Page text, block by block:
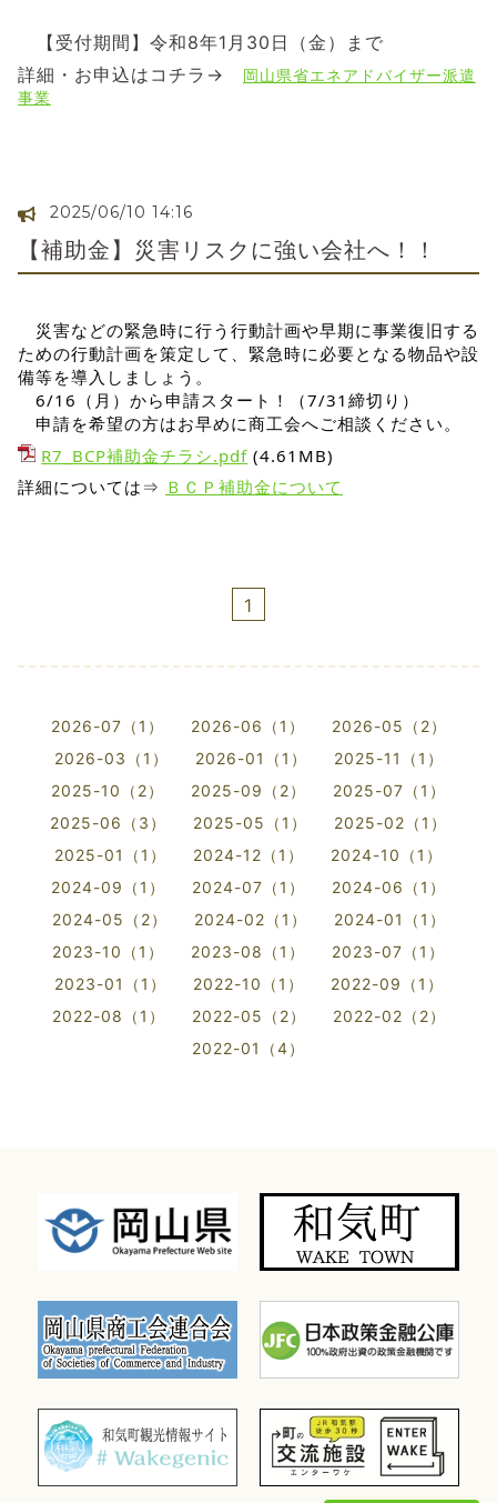
【受付期間】令和8年1月30日（金）まで
詳細・お申込はコチラ→
岡山県省エネアドバイザー派遣
事業
2025/06/10 14:16
【補助金】災害リスクに強い会社へ！！
災害などの緊急時に行う行動計画や早期に事業復旧する
ための行動計画を策定して、緊急時に必要となる物品や設
備等を導入しましょう。
6/16（月）から申請スタート！（7/31締切り）
申請を希望の方はお早めに商工会へご相談ください。
R7_BCP補助金チラシ.pdf (4.61MB)
詳細については⇒ ＢＣＰ補助金について
1
2026-07（1） 2026-06（1）
2026-05（2）
2026-03（1）
2026-01（1）
2025-11（1）
2025-10（2）
2025-09（2）
2025-07（1）
2025-06（3）
2025-05（1）
2025-02（1）
2025-01（1）
2024-12（1）
2024-10（1）
2024-09（1）
2024-07（1）
2024-06（1）
2024-05（2）
2024-02（1）
2024-01（1）
2023-10（1）
2023-08（1）
2023-07（1）
2023-01（1）
2022-10（1）
2022-09（1）
2022-08（1）
2022-05（2）
2022-02（2）
2022-01（4）